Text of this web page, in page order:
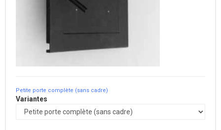
Petite porte complète (sans cadre)
Variantes